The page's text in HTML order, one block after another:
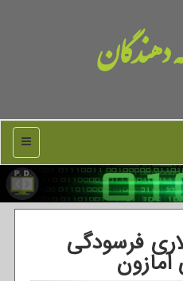
دهندگان
منو
دلاری فرسودگی
آمازون